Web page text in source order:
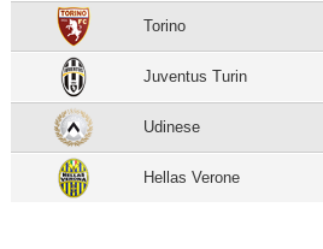
Torino
Juventus Turin
Udinese
Hellas Verone